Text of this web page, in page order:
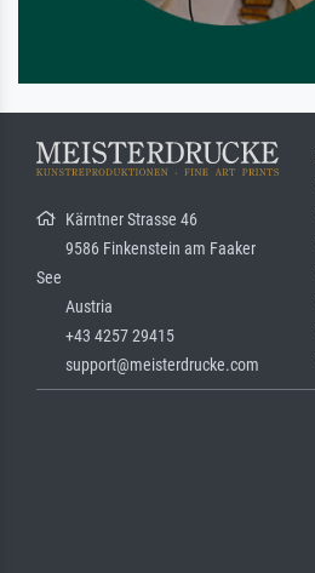
Kärntner Strasse 46
9586 Finkenstein am Faaker
See
Austria
+43 4257 29415
support@meisterdrucke.com